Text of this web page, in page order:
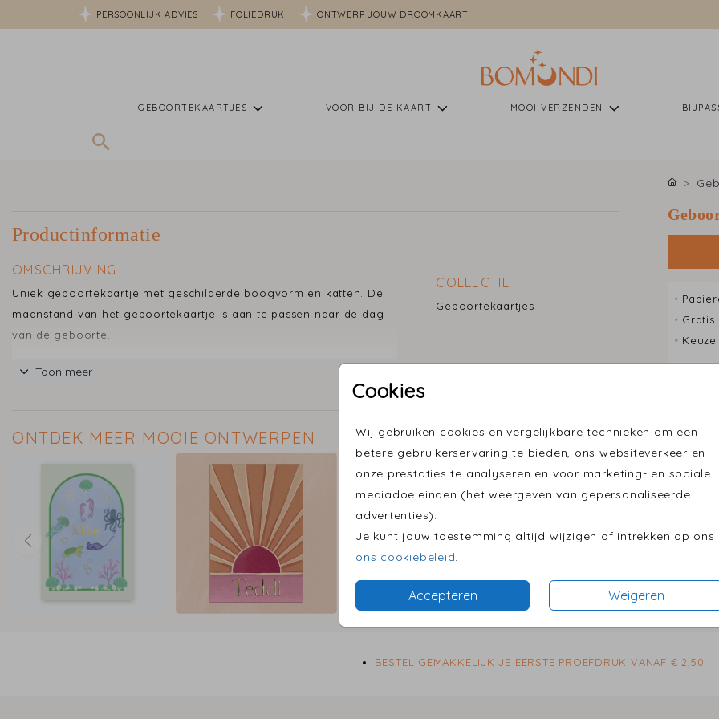
PERSOONLIJK ADVIES FOLIEDRUK ONTWERP JOUW DROOMKAART
GEBOORTEKAARTJES VOOR BIJ DE KAART MOOI VERZENDEN
Cookies
Wij gebruiken cookies en vergelijkbare technieken om een
betere gebruikerservaring te bieden, ons websiteverkeer en
onze prestaties te analyseren en voor marketing- en sociale
mediadoeleinden (het weergeven van gepersonaliseerde
advertenties).
Je kunt jouw toestemming altijd wijzigen of intrekken op ons
ons cookiebeleid
Accepteren Weigeren
Productinformatie
OMSCHRIJVING
Uniek geboortekaartje met geschilderde boogvorm en katten. De
maanstand van het geboortekaartje is aan te passen naar de dag
van de geboorte.
De waterverf stijl komt mooi uit op linnen papier.
Toon meer
COLLECTIE
Geboortekaartjes
ONTDEK MEER MOOIE ONTWERPEN
•
•
•
BESTEL GEMAKKELIJK JE EERSTE PROEFDRUK VANAF € 2,50